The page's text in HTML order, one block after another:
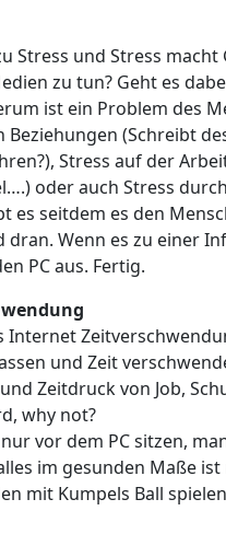
Stress und Stress
zu tun? Geht es
ist ein Problem des
Beziehungen (Schreibt
Stress auf der
oder auch Stress
es seitdem es den
dran. Wenn es zu einer
PC aus. Fertig.
Internet
und Zeit
Zeitdruck von Job,
why not?
vor dem PC sitzen,
im gesunden Maße
mit Kumpels Ball